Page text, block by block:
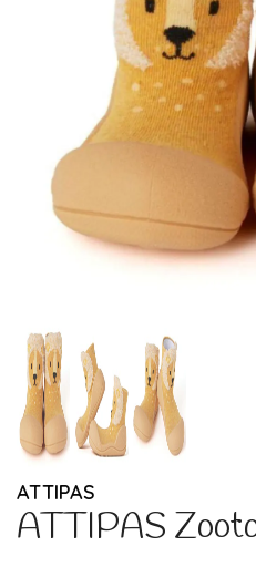
ATTIPAS
ATTIPAS